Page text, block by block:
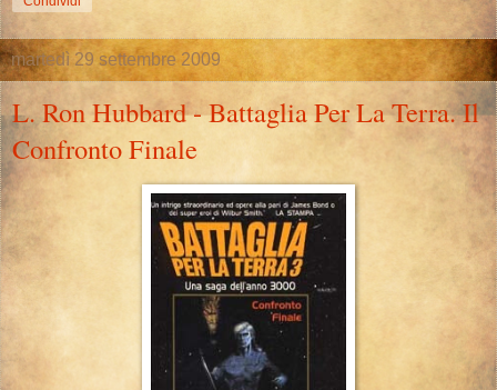
martedì 29 settembre 2009
L. Ron Hubbard - Battaglia Per La Terra. Il
Confronto Finale